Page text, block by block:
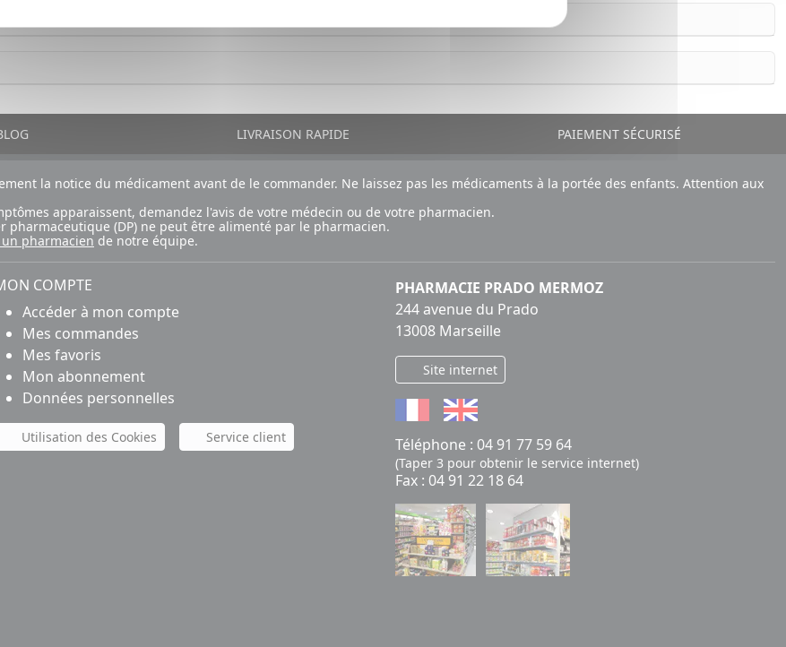
LIVRAISON RAPIDE PAIEMENT SÉCURISÉ
la notice du médicament avant de le commander. Ne laissez pas les médicaments à la portée des enfants. Attention aux
apparaissent, demandez l'avis de votre médecin ou de votre pharmacien.
(DP) ne peut être alimenté par le pharmacien.
pharmacien de notre équipe.
COMPTE
Accéder à mon compte
Mes commandes
Mes favoris
Mon abonnement
Données personnelles
Utilisation des Cookies Service client
PHARMACIE PRADO MERMOZ
244 avenue du Prado
13008 Marseille
Site internet
Téléphone : 04 91 77 59 64
(Taper 3 pour obtenir le service internet)
Fax : 04 91 22 18 64